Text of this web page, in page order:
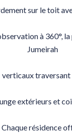
sur le toit
à 360°,
Jumeirah
verticaux
extérieurs et
Chaque résidence